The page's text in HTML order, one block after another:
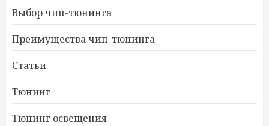
Выбор чип-тюнинга
Преимущества чип-тюнинга
Статьи
Тюнинг
Тюнинг освещения